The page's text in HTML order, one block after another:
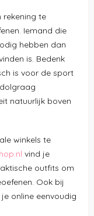
rekening te
Iemand die
hebben dan
is. Bedenk
is voor de sport
natuurlijk boven
winkels te
vind je
outfits om
Ook bij
online eenvoudig